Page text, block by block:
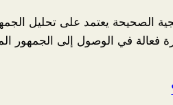
الصحيحة يعتمد على تحليل
فعالة في الوصول إلى الجمهور